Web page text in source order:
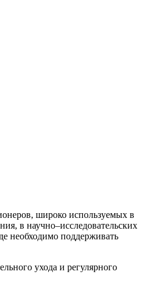
широко используемых в
в научно–исследовательских
необходимо поддерживать
ухода и регулярного